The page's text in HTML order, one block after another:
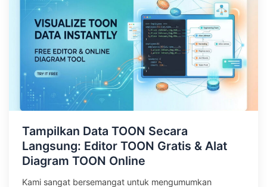
Tampilkan Data TOON Secara
Langsung: Editor TOON Gratis & Alat
Diagram TOON Online
Kami sangat bersemangat untuk mengumumkan